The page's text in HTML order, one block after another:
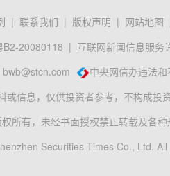
| 联系我们 | 版权声明 | 网站地图
B2-20080118 | 互联网新闻信息服务
bwb@stcn.com 中央网信办违法
或信息，仅供投资者参考，不构成投资
所有，未经书面授权禁止转载及各种
Securities Times Co., Ltd.